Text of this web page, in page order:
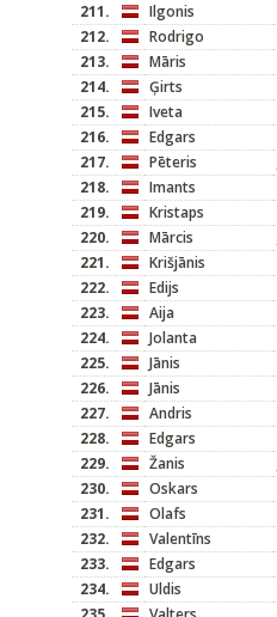
211.
Ilgonis
212.
Rodrigo
213.
Māris
214.
Ģirts
215.
Iveta
216.
Edgars
217.
Pēteris
218.
Imants
219.
Kristaps
220.
Mārcis
221.
Krišjānis
222.
Edijs
223.
Aija
224.
Jolanta
225.
Jānis
226.
Jānis
227.
Andris
228.
Edgars
229.
Žanis
230.
Oskars
231.
Olafs
232.
Valentīns
233.
Edgars
234.
Uldis